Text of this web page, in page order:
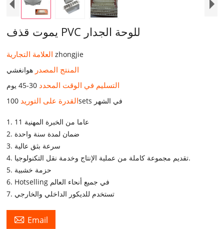
يموت قذف PVC للوحة الجدار
العلامة التجاريةzhongjie
المنتج المصدر هوانغشي
التسليم في الوقت المحدد 30-45 يوم
القدرة على التوريد 100sets في الشهر
1. 11 عاما من الخبرة المهنية
2. ضمان لمدة سنة واحدة
3. سرعة بثق عالية
4. تقديم مجموعة كاملة من عملية الإنتاج وخدمة نقل التكنولوجيا.
5. حزمة خشبية
6. Hotselling في جميع أنحاء العالم
7. تستخدم للديكور الداخلي والخارجي
 Email